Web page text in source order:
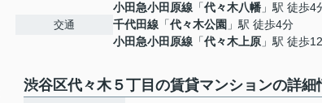
交通
小田急小田原線 「代々木八幡 」駅 徒歩4
千代田線 「代々木公園 」駅 徒歩4分
小田急小田原線 「代々木上原 」駅 徒歩
渋谷区代々木５丁目の賃貸マンションの詳細